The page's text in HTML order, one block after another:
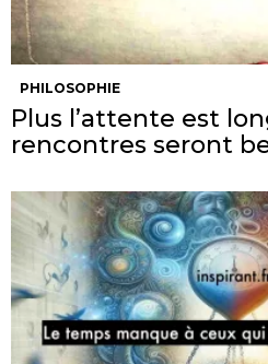
PHILOSOPHIE
Plus l’attente est
rencontres seront